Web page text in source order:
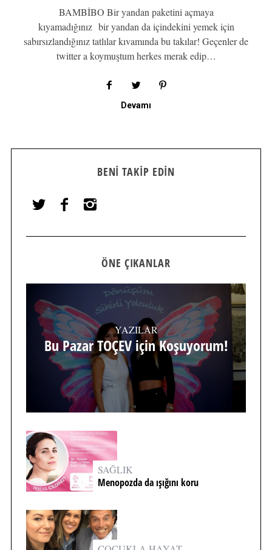
BAMBİBO Bir yandan paketini açmaya
kıyamadığınız bir yandan da içindekini yemek için
sabırsızlandığınız tatlılar kıvamında bu takılar! Geçenler de
twitter a koymuştum herkes merak edip…
Devamı
BENI TAKIP EDIN
ÖNE ÇIKANLAR
YAZILAR
Bu Pazar TOÇEV için Koşuyorum!
SAĞLIK
Menopozda da ışığını koru